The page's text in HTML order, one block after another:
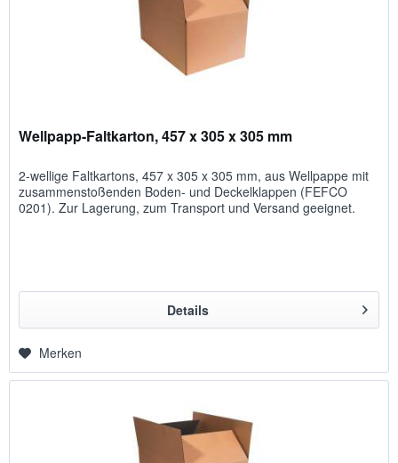
Wellpapp-Faltkarton, 457 x 305 x 305 mm
2-wellige Faltkartons, 457 x 305 x 305 mm, aus Wellpappe mit
zusammenstoßenden Boden- und Deckelklappen (FEFCO
0201). Zur Lagerung, zum Transport und Versand geeignet.
Details
Merken